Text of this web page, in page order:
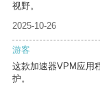
视野。
2025-10-26
游客
这款加速器VPM应用
护。